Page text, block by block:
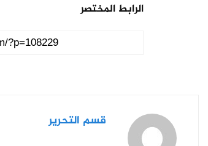
الرابط المختصر
قسم التحرير